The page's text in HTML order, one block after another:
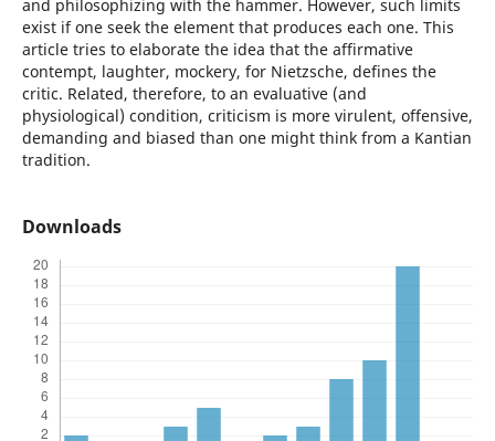
and philosophizing with the hammer. However, such limits
exist if one seek the element that produces each one. This
article tries to elaborate the idea that the affirmative
contempt, laughter, mockery, for Nietzsche, defines the
critic. Related, therefore, to an evaluative (and
physiological) condition, criticism is more virulent, offensive,
demanding and biased than one might think from a Kantian
tradition.
Downloads